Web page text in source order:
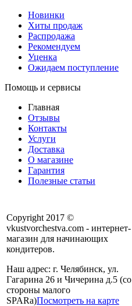
Новинки
Хиты продаж
Распродажа
Рекомендуем
Уценка
Ожидаем поступление
Помощь и сервисы
Главная
Отзывы
Контакты
Услуги
Доставка
О магазине
Гарантия
Полезные статьи
Copyright 2017 ©
vkustvorchestva.com - интернет-
магазин для начинающих
кондитеров.
Наш адрес: г. Челябинск, ул.
Гагарина 26 и Чичерина д.5 (со
стороны малого
SPARa)Посмотреть на карте